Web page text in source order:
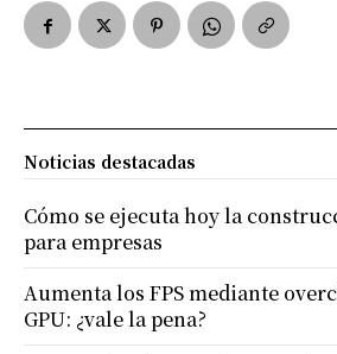
Noticias destacadas
Cómo se ejecuta hoy la
para empresas
Aumenta los FPS mediante
GPU: ¿vale la pena?